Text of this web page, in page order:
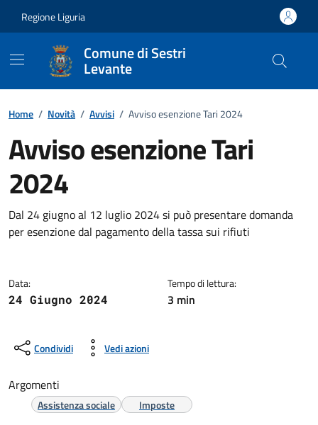
Regione Liguria
Comune di Sestri
Levante
Home / Novità / Avvisi / Avviso esenzione Tari 2024
Avviso esenzione Tari
2024
Dettagli della notizia
Dal 24 giugno al 12 luglio 2024 si può presentare domanda
per esenzione dal pagamento della tassa sui rifiuti
Data:
24 Giugno 2024
Tempo di lettura:
3 min
Condividi Vedi azioni
Argomenti
Assistenza sociale Imposte